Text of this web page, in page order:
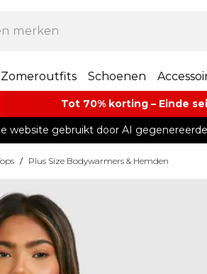
Zomeroutfits Schoenen
Tot 70% korting – Einde
website gebruikt door AI
/ Plus Size Bodywarmers & Hemden